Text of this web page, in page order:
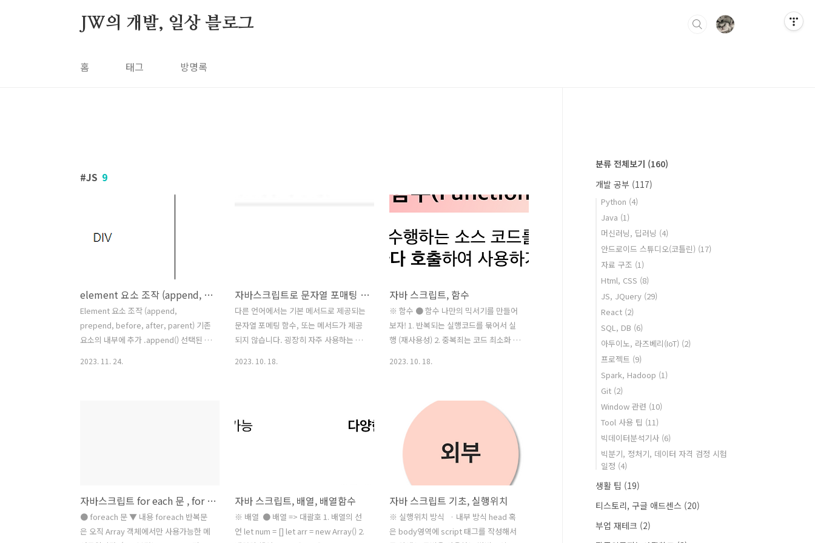
JW의 개발, 일상 블로그
홈 태그 방명록
JS 9
element 요소 조작 (append, prepend, before, after, parent)
Element 요소 조작 (append,
prepend, before, after, parent) 기존
요소의 내부에 추가 .append() 선택된 요
를 추가한다. .insertBefore() 선택한 요
소를 해당 요소의 앞쪽에 추가한다.
.insertAfter() 선택한 요소를 해당..
2023. 11. 24.
자바스크립트로 문자열 포매팅 구현하기. String.format()
다른 언어에서는 기본 메서드로 제공되는
문자열 포메팅 함수, 또는 메서드가 제공
되지 않습니다. 굉장히 자주 사용하는 기
잡한 구현 방식으로 구현해서 여러가지
이 지원되기 때문에 문자열 포매팅 메서
드를 따로 구현하지 않아도 문자열 포매
팅을 할 수 있지만, 인터넷 익스플로러 호
2023. 10. 18.
자바 스크립트, 함수
※ 함수 ● 함수 나만의 믹서기를 만들어
보자! 1. 반복되는 실행코드를 묶어서 실
행 (재사용성) 2. 중복죄는 코드 최소화 ​ 1.
를 정의 - {} 실제로 어떤 코드가 동작하는
지 코드 작성 결과=> 2. 함수 호출
hello('박진우') ​ - ** 매개변수를 통한 리
턴함수 function addNum(숫자1,숫자2)
{ return 숫자1 + 숫자2 }
console.log(addNum(2,3)) 결과=> ●
함수종류 함수이름('마라탕') 1. 함수 선언
식 (Function Declations) 일반적인 프
로그래밍 언어에서의 함수 function 함수
이름(..
2023. 10. 18.
자바스크립트 for each 문 , for in 문 , for of문
● foreach 문 ▼ 내용 foreach 반복문
은 오직 Array 객체에서만 사용가능한 메
자바 스크립트, 배열, 배열함수
※ 배열 ​ ● 배열 => 대괄호 1. 배열의 선
언 let num = [] let arr = new Array() 2.
자바 스크립트 기초, 실행위치
※ 실행위치 방식 ​ ​ · 내부 방식 head 혹
은 body영역에 script 태그를 작성해서
분류 전체보기 (160)
개발 공부 (117)
Python (4)
Java (1)
머신러닝, 딥러닝 (4)
안드로이드 스튜디오(코틀린) (17)
자료 구조 (1)
Html, CSS (8)
JS, JQuery (29)
React (2)
SQL, DB (6)
아두이노, 라즈베리(IoT) (2)
프로젝트 (9)
Spark, Hadoop (1)
Git (2)
Window 관련 (10)
Tool 사용 팁 (11)
빅데이터분석기사 (6)
빅분기, 정처기, 데이터 자격 검정 시험
일정 (4)
생활 팁 (19)
티스토리, 구글 애드센스 (20)
부업 재테크 (2)